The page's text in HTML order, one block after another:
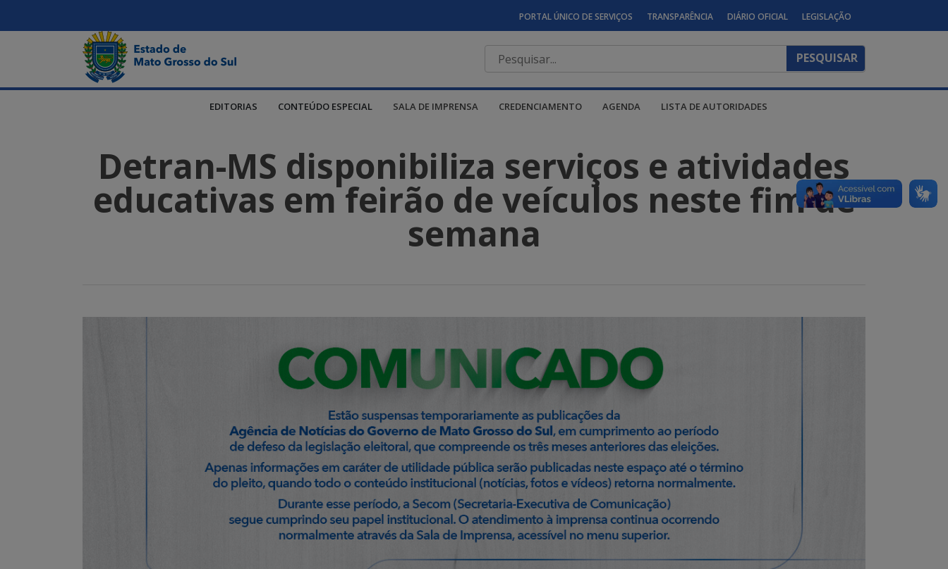
PORTAL ÚNICO DE SERVIÇOS TRANSPARÊNCIA DIÁRIO OFICIAL LEGISLAÇÃO
EDITORIAS CONTEÚDO ESPECIAL SALA DE IMPRENSA CREDENCIAMENTO AGENDA LISTA DE AUTORIDADES
Detran-MS disponibiliza serviços e atividades
educativas em feirão de veículos neste fim de
semana